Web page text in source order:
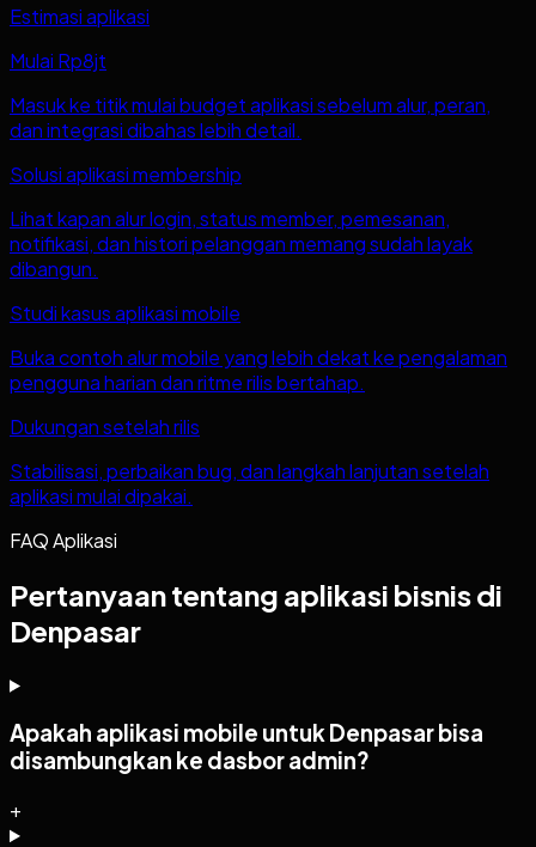
Estimasi aplikasi
Mulai Rp8jt
Masuk ke titik mulai budget aplikasi sebelum alur, peran,
dan integrasi dibahas lebih detail.
Solusi aplikasi membership
Lihat kapan alur login, status member, pemesanan,
notifikasi, dan histori pelanggan memang sudah layak
dibangun.
Studi kasus aplikasi mobile
Buka contoh alur mobile yang lebih dekat ke pengalaman
pengguna harian dan ritme rilis bertahap.
Dukungan setelah rilis
Stabilisasi, perbaikan bug, dan langkah lanjutan setelah
aplikasi mulai dipakai.
FAQ Aplikasi
Pertanyaan tentang aplikasi bisnis di
Denpasar
Apakah aplikasi mobile untuk Denpasar bisa
disambungkan ke dasbor admin?
+